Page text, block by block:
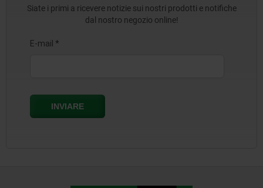
Siate i primi a ricevere notizie sui nostri prodotti e notifiche
dal nostro negozio online!